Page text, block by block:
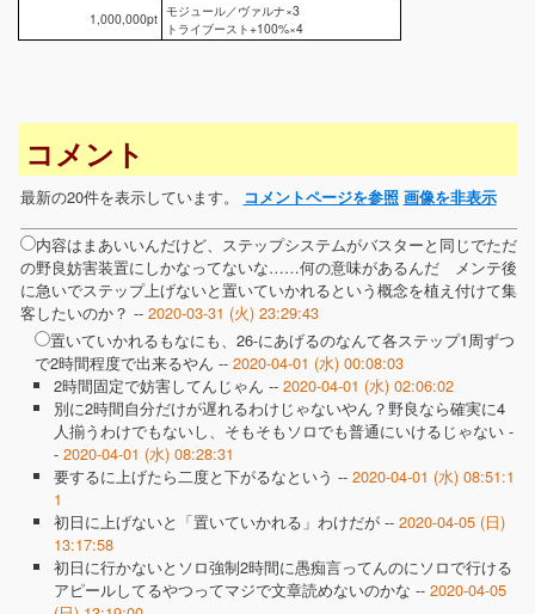
1,000,000pt モジュール／ヴァルナ×3
トライブースト+100%×4
コメント
最新の20件を表示しています。 コメントページを参照 画像を非表示
内容はまあいいんだけど、ステップシステムがバスターと同じでただ
の野良妨害装置にしかなってないな……何の意味があるんだ メンテ後
に急いでステップ上げないと置いていかれるという概念を植え付けて集
客したいのか？ -- 2020-03-31 (火) 23:29:43
置いていかれるもなにも、26-にあげるのなんて各ステップ1周ずつ
で2時間程度で出来るやん -- 2020-04-01 (水) 00:08:03
2時間固定で妨害してんじゃん -- 2020-04-01 (水) 02:06:02
別に2時間自分だけが遅れるわけじゃないやん？野良なら確実に4
人揃うわけでもないし、そもそもソロでも普通にいけるじゃない -
- 2020-04-01 (水) 08:28:31
要するに上げたら二度と下がるなという -- 2020-04-01 (水) 08:51:1
1
初日に上げないと「置いていかれる」わけだが -- 2020-04-05 (日)
13:17:58
初日に行かないとソロ強制2時間に愚痴言ってんのにソロで行ける
アピールしてるやつってマジで文章読めないのかな -- 2020-04-05